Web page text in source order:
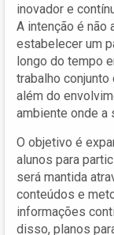
inovador e
A intenção é não
estabelecer um
longo do tempo
trabalho conjunto
além do
ambiente onde a
O objetivo é
alunos para
será mantida
conteúdos e
informações
disso, planos